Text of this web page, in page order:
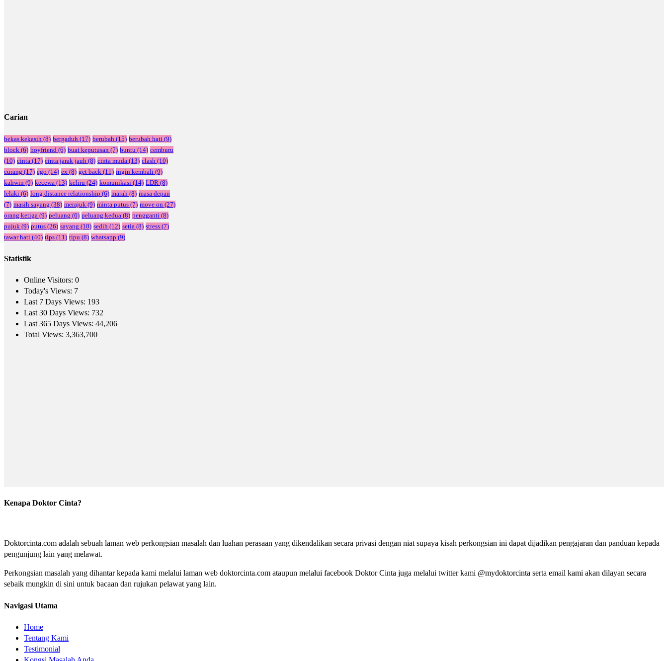
Carian
bekas kekasih (8) bergaduh (17) berubah (15) berubah hati (9)
block (6) boyfriend (6) buat keputusan (7) buntu (14) cemburu
(10) cinta (17) cinta jarak jauh (8) cinta muda (13) clash (10)
curang (17) ego (14) ex (8) get back (11) ingin kembali (9)
kahwin (9) kecewa (13) keliru (24) komunikasi (14) LDR (8)
lelaki (6) long distance relationship (6) marah (8) masa depan
(7) masih sayang (38) merajuk (9) minta putus (7) move on (27)
orang ketiga (9) peluang (6) peluang kedua (8) pengganti (8)
pujuk (9) putus (26) sayang (10) sedih (12) setia (8) stress (7)
tawar hati (40) tips (11) tipu (8) whatsapp (9)
Statistik
Online Visitors: 0
Today's Views: 7
Last 7 Days Views: 193
Last 30 Days Views: 732
Last 365 Days Views: 44,206
Total Views: 3,363,700
Kenapa Doktor Cinta?
Doktorcinta.com adalah sebuah laman web perkongsian masalah dan luahan perasaan yang dikendalikan secara privasi dengan niat supaya kisah perkongsian ini dapat dijadikan pengajaran dan panduan kepada
pengunjung lain yang melawat.
Perkongsian masalah yang dihantar kepada kami melalui laman web doktorcinta.com ataupun melalui facebook Doktor Cinta juga melalui twitter kami @mydoktorcinta serta email kami akan dilayan secara
sebaik mungkin di sini untuk bacaan dan rujukan pelawat yang lain.
Navigasi Utama
Home
Tentang Kami
Testimonial